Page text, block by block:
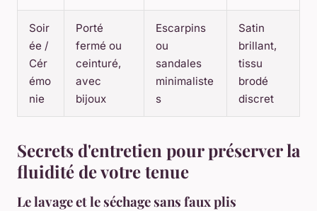
Soir
ée /
Cér
émo
nie
Porté
fermé ou
ceinturé,
avec
bijoux
Escarpins
ou
sandales
minimaliste
s
Satin
brillant,
tissu
brodé
discret
Secrets d'entretien pour préserver la
fluidité de votre tenue
Le lavage et le séchage sans faux plis